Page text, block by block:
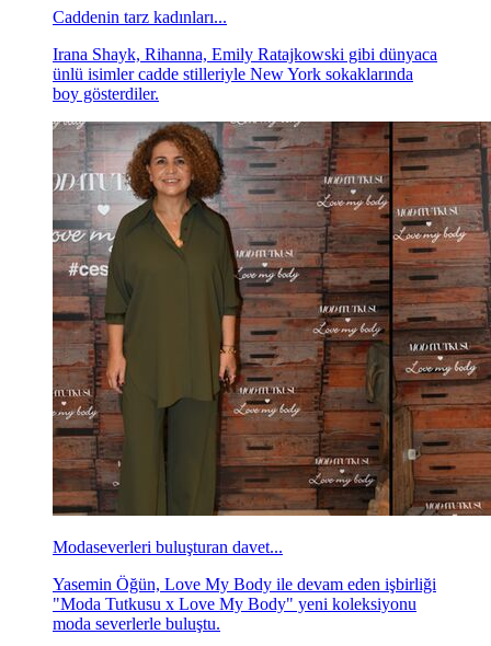
Caddenin tarz kadınları...
Irana Shayk, Rihanna, Emily Ratajkowski gibi dünyaca
ünlü isimler cadde stilleriyle New York sokaklarında
boy gösterdiler.
Modaseverleri buluşturan davet...
Yasemin Öğün, Love My Body ile devam eden işbirliği
"Moda Tutkusu x Love My Body" yeni koleksiyonu
moda severlerle buluştu.